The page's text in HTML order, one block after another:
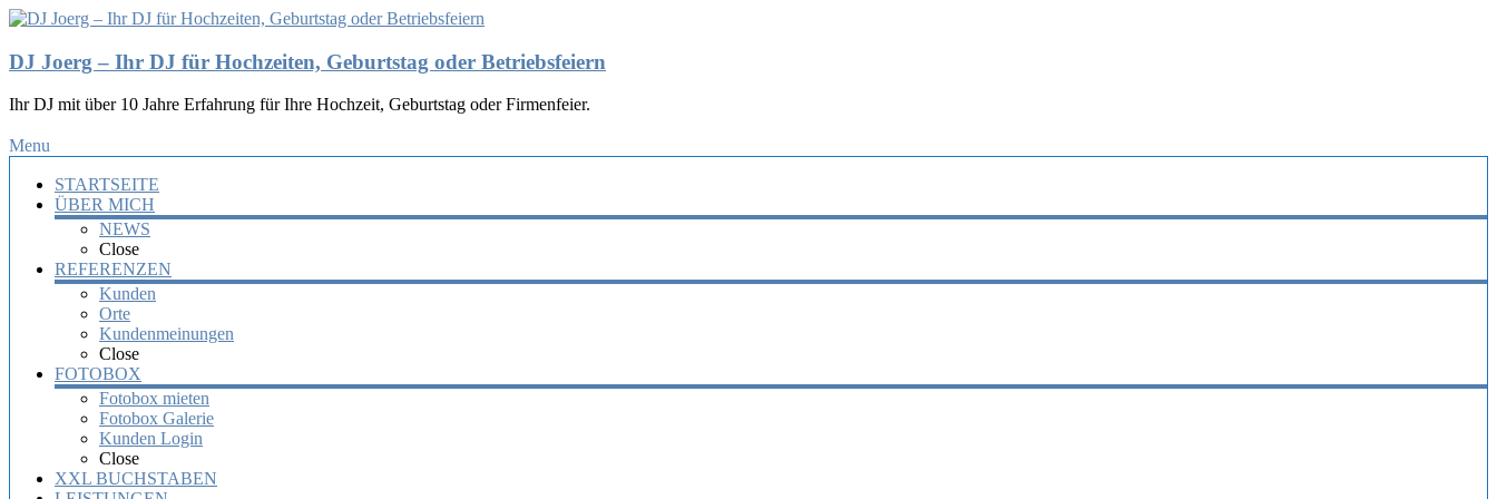
DJ Joerg – Ihr DJ für Hochzeiten, Geburtstag oder Betriebsfeiern
Ihr DJ mit über 10 Jahre Erfahrung für Ihre Hochzeit, Geburtstag oder Firmenfeier.
Menu
STARTSEITE
ÜBER MICH
NEWS
Close
REFERENZEN
Kunden
Orte
Kundenmeinungen
Close
FOTOBOX
Fotobox mieten
Fotobox Galerie
Kunden Login
Close
XXL BUCHSTABEN